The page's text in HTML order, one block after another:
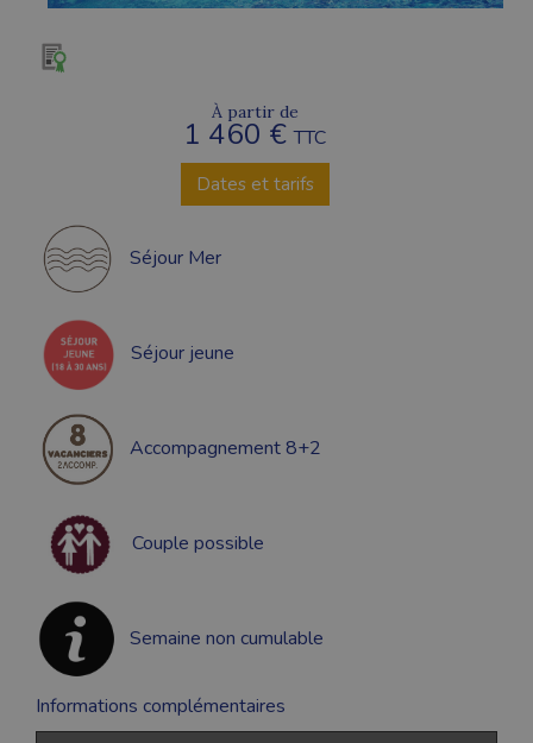
À partir de
1 460 €TTC
Dates et tarifs
Séjour Mer
Séjour jeune
Accompagnement 8+2
Couple possible
Semaine non cumulable
Informations complémentaires